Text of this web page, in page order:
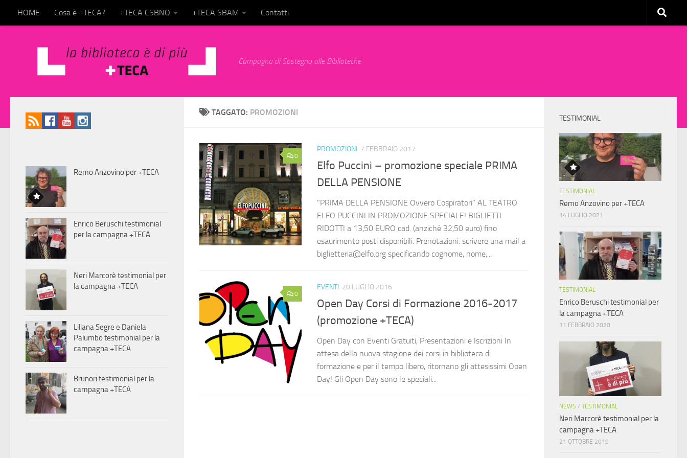
Salta al contenuto
HOME Cosa è +TECA? +TECA CSBNO +TECA SBAM Contatti
Campagna di Sostegno alle Biblioteche
TAGGATO: PROMOZIONI
0
PROMOZIONI 7 FEBBRAIO 2017
Elfo Puccini – promozione speciale PRIMA
DELLA PENSIONE
“PRIMA DELLA PENSIONE Ovvero Cospiratori” AL TEATRO
ELFO PUCCINI IN PROMOZIONE SPECIALE! BIGLIETTI
RIDOTTI a 13,50 EURO cad. (anziché 32,50 euro) fino
esaurimento posti disponibili. Prenotazioni: scrivere una mail a
biglietteria@elfo.org specificando cognome, nome,...
0
EVENTI 20 LUGLIO 2016
Open Day Corsi di Formazione 2016-2017
(promozione +TECA)
Open Day con Eventi Gratuiti, Presentazioni e Iscrizioni In
attesa della nuova stagione dei corsi in biblioteca di
formazione e per il tempo libero, ritornano gli attesissimi Open
Day! Gli Open Day sono le speciali...
Remo Anzovino per +TECA
Enrico Beruschi testimonial
per la campagna +TECA
Neri Marcorè testimonial per
la campagna +TECA
Liliana Segre e Daniela
Palumbo testimonial per la
campagna +TECA
Brunori testimonial per la
campagna +TECA
TESTIMONIAL
TESTIMONIAL
Remo Anzovino per +TECA
14 LUGLIO 2021
TESTIMONIAL
Enrico Beruschi testimonial per
la campagna +TECA
11 FEBBRAIO 2020
NEWS / TESTIMONIAL
Neri Marcorè testimonial per la
campagna +TECA
21 OTTOBRE 2019